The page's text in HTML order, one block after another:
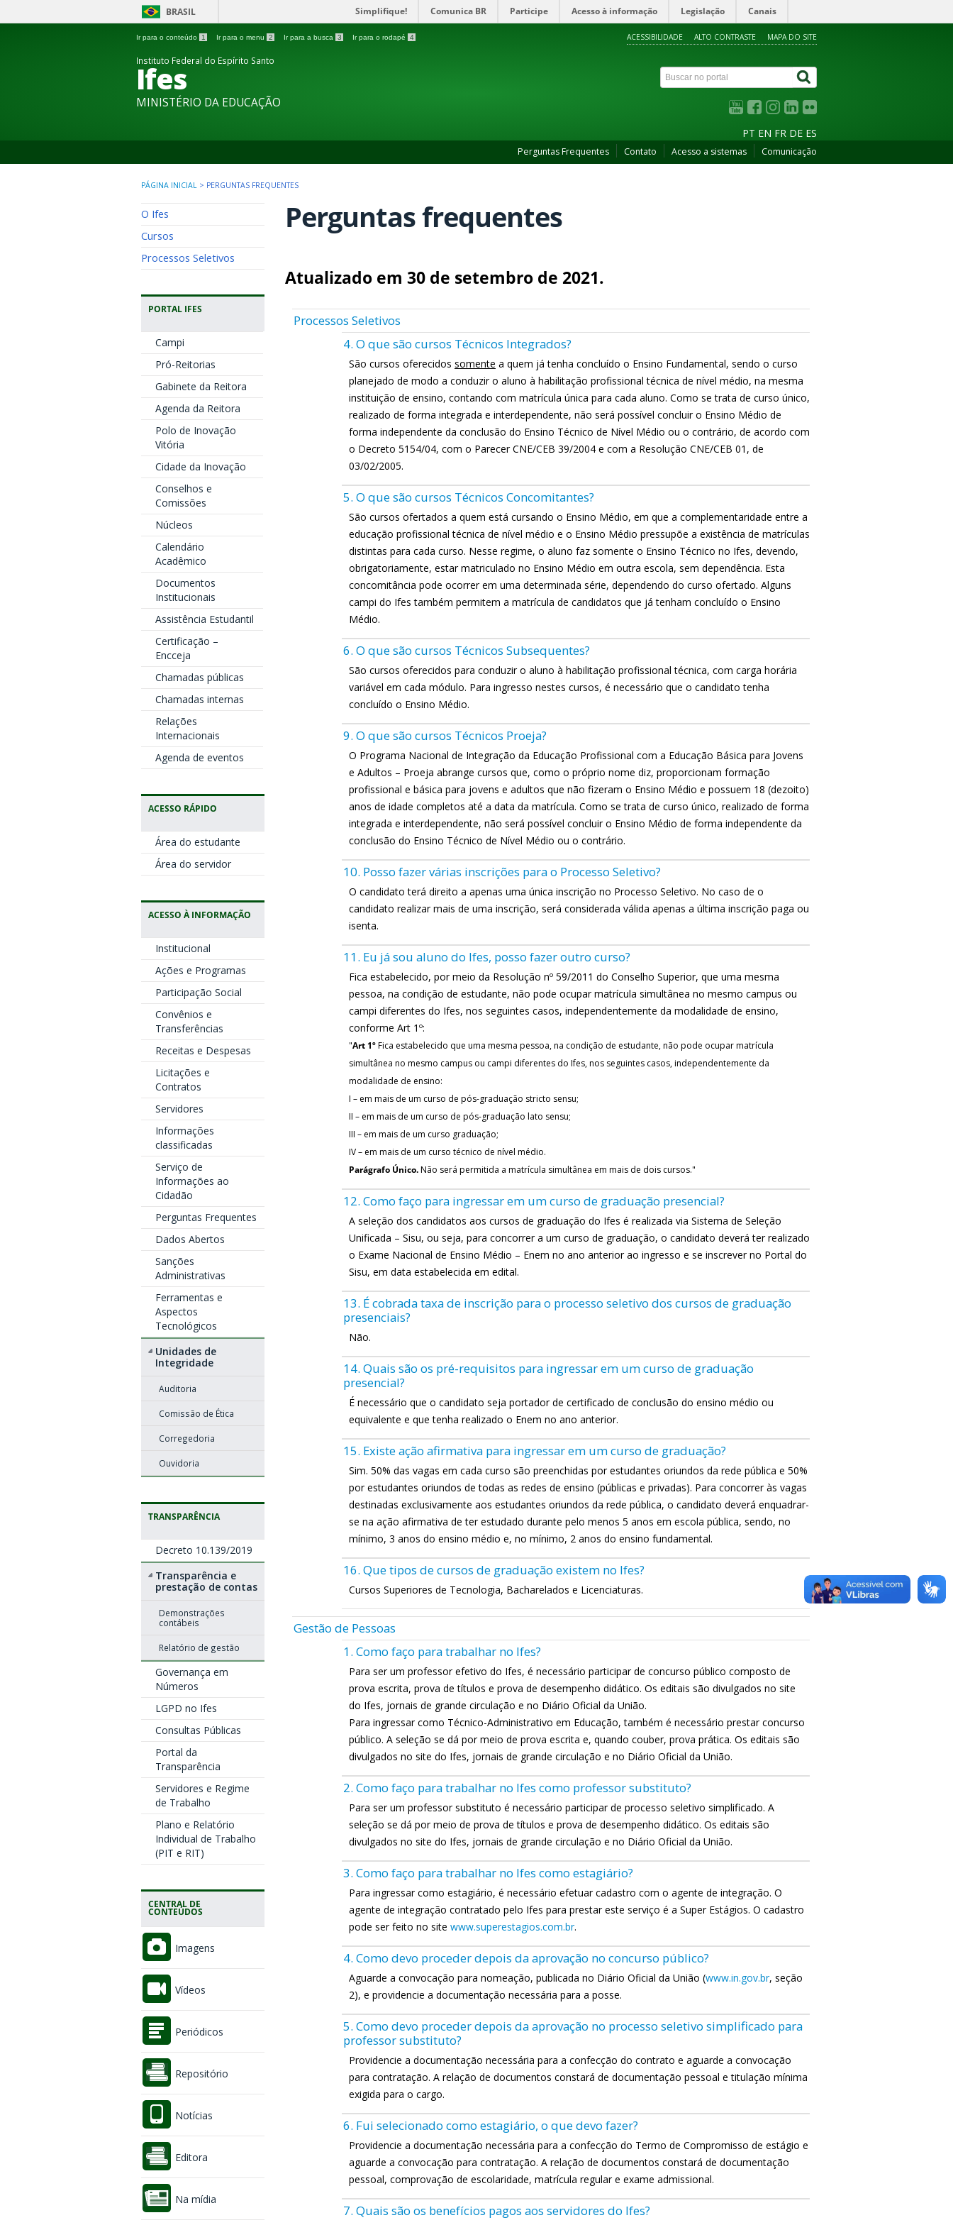
BRASIL Simplifique! Comunica BR Participe Acesso à informação Legislação Canais
Ir para o conteúdo 1 Ir para o menu 2 Ir para a busca 3 Ir para o rodapé 4 ACESSIBILIDADE ALTO CONTRASTE MAPA DO SITE
Instituto Federal do Espírito Santo
Ifes
MINISTÉRIO DA EDUCAÇÃO
PT EN FR DE ES
Perguntas Frequentes Contato Acesso a sistemas Comunicação
PÁGINA INICIAL > PERGUNTAS FREQUENTES
O Ifes
Cursos
Processos Seletivos
PORTAL IFES
Campi
Pró-Reitorias
Gabinete da Reitora
Agenda da Reitora
Polo de Inovação
Vitória
Cidade da Inovação
Conselhos e
Comissões
Núcleos
Calendário
Acadêmico
Documentos
Institucionais
Assistência Estudantil
Certificação –
Encceja
Chamadas públicas
Chamadas internas
Relações
Internacionais
Agenda de eventos
ACESSO RÁPIDO
Área do estudante
Área do servidor
ACESSO À INFORMAÇÃO
Institucional
Ações e Programas
Participação Social
Convênios e
Transferências
Receitas e Despesas
Licitações e
Contratos
Servidores
Informações
classificadas
Serviço de
Informações ao
Cidadão
Perguntas Frequentes
Dados Abertos
Sanções
Administrativas
Ferramentas e
Aspectos
Tecnológicos
Unidades de
Integridade
Auditoria
Comissão de Ética
Corregedoria
Ouvidoria
TRANSPARÊNCIA
Decreto 10.139/2019
Transparência e
prestação de contas
Demonstrações
contábeis
Relatório de gestão
Governança em
Números
LGPD no Ifes
Consultas Públicas
Portal da
Transparência
Servidores e Regime
de Trabalho
Plano e Relatório
Individual de Trabalho
(PIT e RIT)
CENTRAL DE
CONTEÚDOS
Imagens
Vídeos
Periódicos
Repositório
Notícias
Editora
Na mídia
Perguntas frequentes
Atualizado em 30 de setembro de 2021.
Processos Seletivos
4. O que são cursos Técnicos Integrados?
São cursos oferecidos somente a quem já tenha concluído o Ensino Fundamental, sendo o curso
planejado de modo a conduzir o aluno à habilitação profissional técnica de nível médio, na mesma
instituição de ensino, contando com matrícula única para cada aluno. Como se trata de curso único,
realizado de forma integrada e interdependente, não será possível concluir o Ensino Médio de
forma independente da conclusão do Ensino Técnico de Nível Médio ou o contrário, de acordo com
o Decreto 5154/04, com o Parecer CNE/CEB 39/2004 e com a Resolução CNE/CEB 01, de
03/02/2005.
5. O que são cursos Técnicos Concomitantes?
São cursos ofertados a quem está cursando o Ensino Médio, em que a complementaridade entre a
educação profissional técnica de nível médio e o Ensino Médio pressupõe a existência de matrículas
distintas para cada curso. Nesse regime, o aluno faz somente o Ensino Técnico no Ifes, devendo,
obrigatoriamente, estar matriculado no Ensino Médio em outra escola, sem dependência. Esta
concomitância pode ocorrer em uma determinada série, dependendo do curso ofertado. Alguns
campi do Ifes também permitem a matrícula de candidatos que já tenham concluído o Ensino
Médio.
6. O que são cursos Técnicos Subsequentes?
São cursos oferecidos para conduzir o aluno à habilitação profissional técnica, com carga horária
variável em cada módulo. Para ingresso nestes cursos, é necessário que o candidato tenha
concluído o Ensino Médio.
9. O que são cursos Técnicos Proeja?
O Programa Nacional de Integração da Educação Profissional com a Educação Básica para Jovens
e Adultos – Proeja abrange cursos que, como o próprio nome diz, proporcionam formação
profissional e básica para jovens e adultos que não fizeram o Ensino Médio e possuem 18 (dezoito)
anos de idade completos até a data da matrícula. Como se trata de curso único, realizado de forma
integrada e interdependente, não será possível concluir o Ensino Médio de forma independente da
conclusão do Ensino Técnico de Nível Médio ou o contrário.
10. Posso fazer várias inscrições para o Processo Seletivo?
O candidato terá direito a apenas uma única inscrição no Processo Seletivo. No caso de o
candidato realizar mais de uma inscrição, será considerada válida apenas a última inscrição paga ou
isenta.
11. Eu já sou aluno do Ifes, posso fazer outro curso?
Fica estabelecido, por meio da Resolução nº 59/2011 do Conselho Superior, que uma mesma
pessoa, na condição de estudante, não pode ocupar matrícula simultânea no mesmo campus ou
campi diferentes do Ifes, nos seguintes casos, independentemente da modalidade de ensino,
conforme Art 1º:
"Art 1ºFica estabelecido que uma mesma pessoa, na condição de estudante, não pode ocupar matrícula
simultânea no mesmo campus ou campi diferentes do Ifes, nos seguintes casos, independentemente da
modalidade de ensino:
I – em mais de um curso de pós-graduação stricto sensu;
II – em mais de um curso de pós-graduação lato sensu;
III – em mais de um curso graduação;
IV – em mais de um curso técnico de nível médio.
Parágrafo Único.Não será permitida a matrícula simultânea em mais de dois cursos."
12. Como faço para ingressar em um curso de graduação presencial?
A seleção dos candidatos aos cursos de graduação do Ifes é realizada via Sistema de Seleção
Unificada – Sisu, ou seja, para concorrer a um curso de graduação, o candidato deverá ter realizado
o Exame Nacional de Ensino Médio – Enem no ano anterior ao ingresso e se inscrever no Portal do
Sisu, em data estabelecida em edital.
13. É cobrada taxa de inscrição para o processo seletivo dos cursos de graduação
presenciais?
Não.
14. Quais são os pré-requisitos para ingressar em um curso de graduação
presencial?
É necessário que o candidato seja portador de certificado de conclusão do ensino médio ou
equivalente e que tenha realizado o Enem no ano anterior.
15. Existe ação afirmativa para ingressar em um curso de graduação?
Sim. 50% das vagas em cada curso são preenchidas por estudantes oriundos da rede pública e 50%
por estudantes oriundos de todas as redes de ensino (públicas e privadas). Para concorrer às vagas
destinadas exclusivamente aos estudantes oriundos da rede pública, o candidato deverá enquadrar-
se na ação afirmativa de ter estudado durante pelo menos 5 anos em escola pública, sendo, no
mínimo, 3 anos do ensino médio e, no mínimo, 2 anos do ensino fundamental.
16. Que tipos de cursos de graduação existem no Ifes?
Cursos Superiores de Tecnologia, Bacharelados e Licenciaturas.
Gestão de Pessoas
1. Como faço para trabalhar no Ifes?
Para ser um professor efetivo do Ifes, é necessário participar de concurso público composto de
prova escrita, prova de títulos e prova de desempenho didático. Os editais são divulgados no site
do Ifes, jornais de grande circulação e no Diário Oficial da União.
Para ingressar como Técnico-Administrativo em Educação, também é necessário prestar concurso
público. A seleção se dá por meio de prova escrita e, quando couber, prova prática. Os editais são
divulgados no site do Ifes, jornais de grande circulação e no Diário Oficial da União.
2. Como faço para trabalhar no Ifes como professor substituto?
Para ser um professor substituto é necessário participar de processo seletivo simplificado. A
seleção se dá por meio de prova de títulos e prova de desempenho didático. Os editais são
divulgados no site do Ifes, jornais de grande circulação e no Diário Oficial da União.
3. Como faço para trabalhar no Ifes como estagiário?
Para ingressar como estagiário, é necessário efetuar cadastro com o agente de integração. O
agente de integração contratado pelo Ifes para prestar este serviço é a Super Estágios. O cadastro
pode ser feito no site www.superestagios.com.br.
4. Como devo proceder depois da aprovação no concurso público?
Aguarde a convocação para nomeação, publicada no Diário Oficial da União (www.in.gov.br, seção
2), e providencie a documentação necessária para a posse.
5. Como devo proceder depois da aprovação no processo seletivo simplificado para
professor substituto?
Providencie a documentação necessária para a confecção do contrato e aguarde a convocação
para contratação. A relação de documentos constará de documentação pessoal e titulação mínima
exigida para o cargo.
6. Fui selecionado como estagiário, o que devo fazer?
Providencie a documentação necessária para a confecção do Termo de Compromisso de estágio e
aguarde a convocação para contratação. A relação de documentos constará de documentação
pessoal, comprovação de escolaridade, matrícula regular e exame admissional.
7. Quais são os benefícios pagos aos servidores do Ifes?